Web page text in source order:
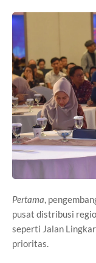
Pertama,
pusat distribusi
seperti Jalan
prioritas.